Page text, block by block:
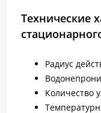
Технические
Радиус
Количество